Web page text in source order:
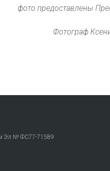
фото предоставлены
Фотограф
Эл № ФС77-71589